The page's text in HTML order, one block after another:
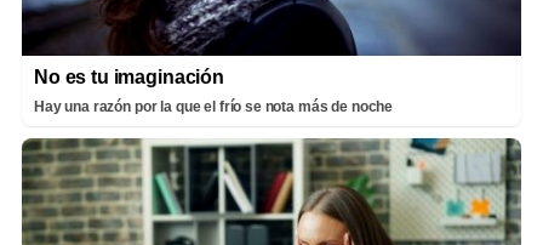
No es tu imaginación
Hay una razón por la que el frío se nota más de noche